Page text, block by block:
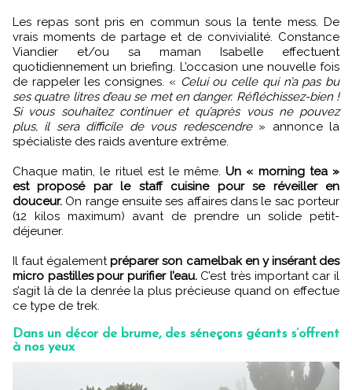
Les repas sont pris en commun sous la tente mess. De
vrais moments de partage et de convivialité. Constance
Viandier et/ou sa maman Isabelle effectuent
quotidiennement un briefing. L’occasion une nouvelle fois
de rappeler les consignes. « Celui ou celle qui n’a pas bu
ses quatre litres d’eau se met en danger. Réfléchissez-bien !
Si vous souhaitez continuer et qu’après vous ne pouvez
plus, il sera difficile de vous redescendre» annonce la
spécialiste des raids aventure extrême.
Chaque matin, le rituel est le même.Un « morning tea »
est proposé par le staff cuisine pour se réveiller en
douceur. On range ensuite ses affaires dans le sac porteur
(12 kilos maximum) avant de prendre un solide petit-
déjeuner.
Il faut égalementpréparer son camelbak en y insérant des
micro pastilles pour purifier l’eau.C’est très important car il
s’agit là de la denrée la plus précieuse quand on effectue
ce type de trek.
Dans un décor de brume, des séneçons géants s’offrent
à nos yeux